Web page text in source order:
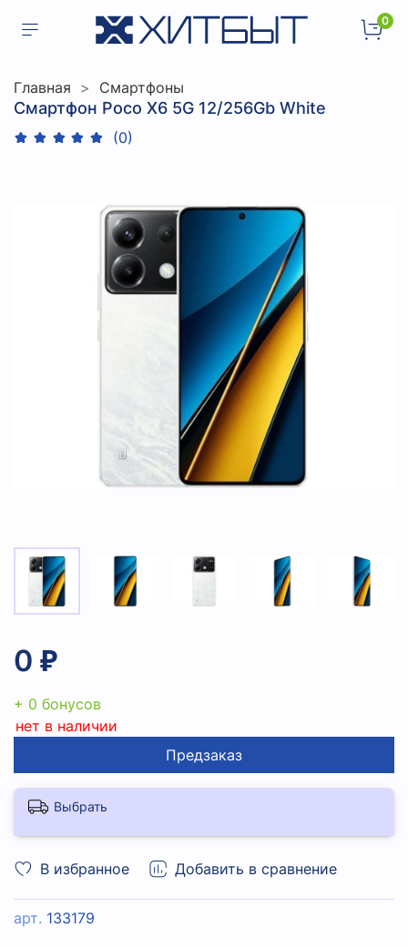
0
Главная Смартфоны
Смартфон Poco X6 5G 12/256Gb White
(0)
В избранное Добавить в сравнение
арт. 133179
0 ₽
+ 0 бонусов
нет в наличии
Предзаказ
Выбрать